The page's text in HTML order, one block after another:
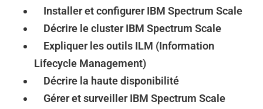
Installer et configurer IBM Spectrum Scale
Décrire le cluster IBM Spectrum Scale
Expliquer les outils ILM (Information
Lifecycle Management)
Décrire la haute disponibilité
Gérer et surveiller IBM Spectrum Scale